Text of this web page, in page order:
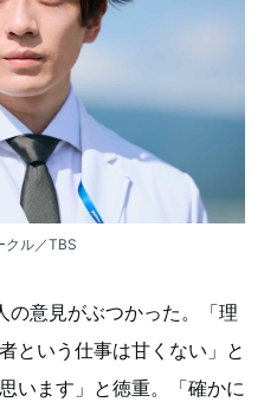
ル／TBS
の意見がぶつかった。「理
という仕事は甘くない」と
います」と徳重。「確かに